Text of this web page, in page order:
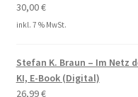
30,00€
inkl. 7 % MwSt.
Stefan K. Braun – Im Netz
KI, E-Book (Digital)
26,99€